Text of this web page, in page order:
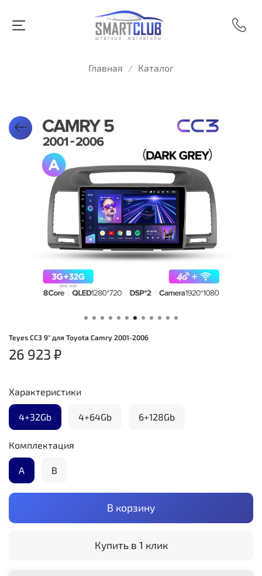
Главная Каталог
Teyes CC3 9" для Toyota Camry 2001-2006
26 923 ₽
В корзину
Купить в 1 клик
Характеристики
4+32Gb 4+64Gb 6+128Gb
Комплектация
А B